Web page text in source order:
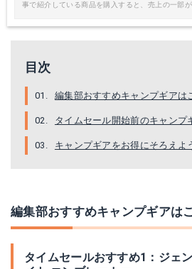
事で紹介している商品を購入すると、売上の一部
目次
編集部おすすめキャンプギアは
タイムセール開始前のキャンプ
キャンプギアをお得にそろえよ
編集部おすすめキャンプギアは
タイムセールおすすめ1：ジェ